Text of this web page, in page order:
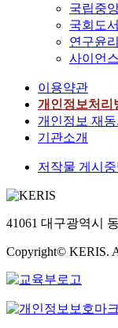
국립중
국회도
연구윤
사이언
이용약관
개인정보처리
개인정보 재동
기관소개
저작물 게시
41061 대구광역시
Copyright© KERIS.